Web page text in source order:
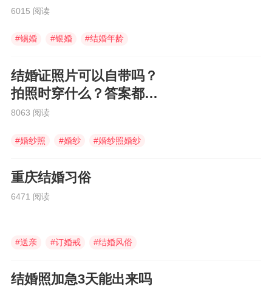
6015 阅读
#锡婚 #银婚 #结婚年龄
结婚证照片可以自带吗？
拍照时穿什么？答案都在
这里
8063 阅读
#婚纱照 #婚纱 #婚纱照婚纱
重庆结婚习俗
6471 阅读
#送亲 #订婚戒 #结婚风俗
结婚照加急3天能出来吗